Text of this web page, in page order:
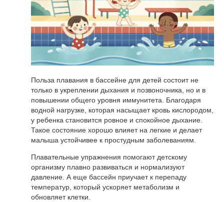
Польза плавания в бассейне для детей состоит не
только в укреплении дыхания и позвоночника, но и в
повышении общего уровня иммунитета. Благодаря
водной нагрузке, которая насыщает кровь кислородом,
у ребенка становится ровное и спокойное дыхание.
Такое состояние хорошо влияет на легкие и делает
малыша устойчивее к простудным заболеваниям.
Плавательные упражнения помогают детскому
организму плавно развиваться и нормализуют
давление. А еще бассейн приучает к перепаду
температур, который ускоряет метаболизм и
обновляет клетки.